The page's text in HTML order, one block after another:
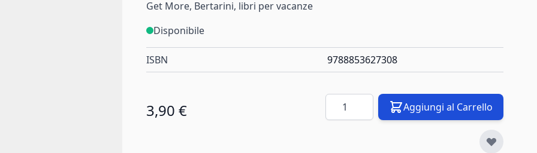
Get More, Bertarini, libri per vacanze
Disponibile
ISBN 9788853627308
3,90 € Quantità Aggiungi al Carrello